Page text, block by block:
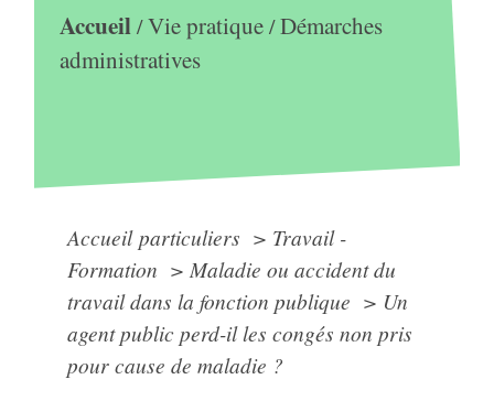
Accueil/Vie pratique/Démarches
administratives
Accueil particuliers > Travail -
Formation > Maladie ou accident du
travail dans la fonction publique > Un
agent public perd-il les congés non pris
pour cause de maladie ?